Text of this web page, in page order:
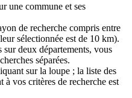
une commune et ses
de recherche compris entre
sélectionnée est de 10 km).
deux départements, vous
séparées.
sur la loupe ; la liste des
vos critères de recherche est